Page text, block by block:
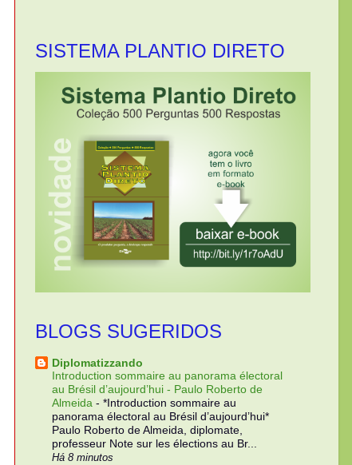
SISTEMA PLANTIO DIRETO
BLOGS SUGERIDOS
Diplomatizzando
Introduction sommaire au panorama électoral
au Brésil d’aujourd’hui - Paulo Roberto de
Almeida - *Introduction sommaire au
panorama électoral au Brésil d’aujourd’hui*
Paulo Roberto de Almeida, diplomate,
professeur Note sur les élections au Br...
Há 8 minutos